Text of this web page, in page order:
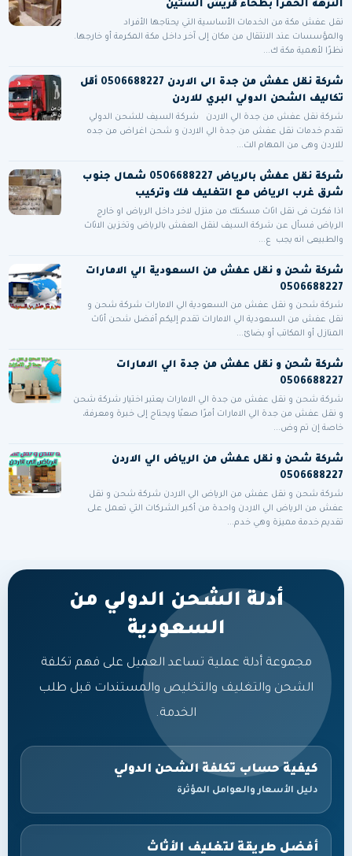
النزهة الحمرا بطحاء قريش الستين
نقل عفش مكة من الخدمات الأساسية التي يحتاجها الأفراد
والمؤسسات عند الانتقال من مكان إلى آخر داخل مكة المكرمة أو خارجها.
نظرًا لأهمية مكة ك...
شركة نقل عفش من جدة الى الاردن 0506688227 أقل
تكاليف الشحن الدولي البري للاردن
شركة نقل عفش من جدة الي الاردن شركة السيف للشحن الدولي
تقدم خدمات نقل عفش من جدة الي الاردن و شحن اغراض من جده
للاردن وهى من المهام الت...
شركة نقل عفش بالرياض 0506688227 شمال جنوب
شرق غرب الرياض مع التغليف فك وتركيب
اذا فكرت فى نقل اثاث مسكنك من منزل لاخر داخل الرياض او خارج
الرياض فسأل عن شركة السيف لنقل العفش بالرياض وتخزين الاثاث
والطبيعى انه يجب ع...
شركة شحن و نقل عفش من السعودية الي الامارات
0506688227
شركة شحن و نقل عفش من السعودية الي الامارات شركة شحن و
نقل عفش من السعودية الي الامارات تقدم إليكم أفضل شحن أثاث
المنازل أو المكاتب أو بضائ...
شركة شحن و نقل عفش من جدة الي الامارات
0506688227
شركة شحن و نقل عفش من جدة الي الامارات يعتبر اختيار شركة شحن
و نقل عفش من جدة الي الامارات أمرًا صعبًا ويحتاج إلى خبرة ومعرفة،
خاصة إن تم وض...
شركة شحن و نقل عفش من الرياض الي الاردن
0506688227
شركة شحن و نقل عفش من الرياض الي الاردن شركة شحن و نقل
عفش من الرياض الي الاردن واحدة من أكبر الشركات التي تعمل على
تقديم خدمة مميزة وهي خدم...
أدلة الشحن الدولي من
السعودية
مجموعة أدلة عملية تساعد العميل على فهم تكلفة
الشحن والتغليف والتخليص والمستندات قبل طلب
الخدمة.
كيفية حساب تكلفة الشحن الدولي
دليل الأسعار والعوامل المؤثرة
أفضل طريقة لتغليف الأثاث